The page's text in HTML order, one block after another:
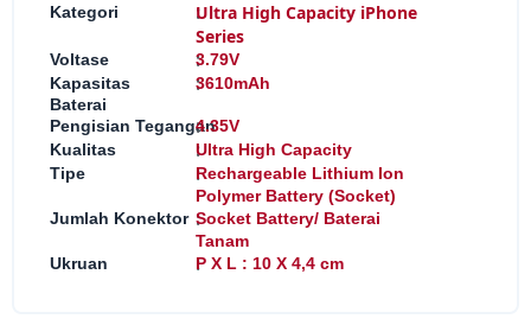
Kategori :Ultra High Capacity iPhone
Series
Voltase :3.79V
Kapasitas
Baterai
:3610mAh
Pengisian Tegangan
:4.35V
Kualitas
:Ultra High Capacity
Tipe
:Rechargeable Lithium Ion
Polymer Battery (Socket)
Jumlah Konektor :Socket Battery/ Baterai
Tanam
Ukruan
:P X L : 10 X 4,4 cm